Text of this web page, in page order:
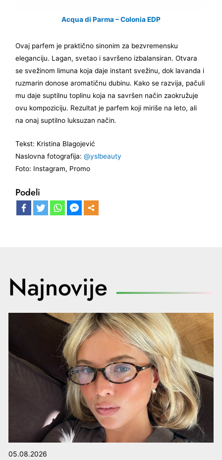
Acqua di Parma – ColoniaEDP
Ovaj parfem je praktično sinonim za bezvremensku
eleganciju. Lagan, svetao i savršeno izbalansiran. Otvara
se svežinom limuna koja daje instant svežinu, dok lavanda i
ruzmarin donose aromatičnu dubinu. Kako se razvija, pačuli
mu daje suptilnu toplinu koja na savršen način zaokružuje
ovu kompoziciju. Rezultat je parfem koji miriše na leto, ali
na onaj suptilno luksuzan način.
Tekst: Kristina Blagojević
Naslovna fotografija:@yslbeauty
Foto: Instagram, Promo
Podeli
Najnovije
05.08.2026